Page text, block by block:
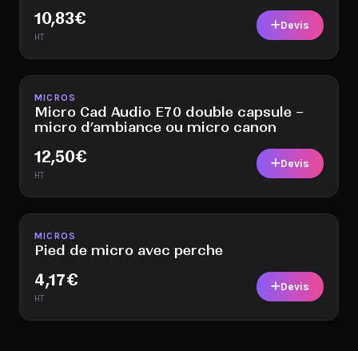
10,83€
HT
Devis
Disponible
MICROS
Micro Cad Audio E70 double capsule –
micro d’ambiance ou micro canon
12,50€
HT
Devis
Disponible
MICROS
Pied de micro avec perche
4,17€
HT
Devis